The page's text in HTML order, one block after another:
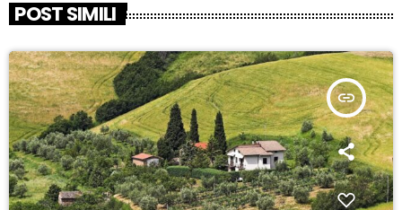
POST SIMILI
insert_link